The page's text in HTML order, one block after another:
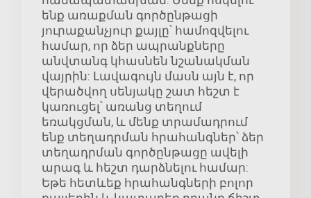
ենք առաքման գործընթացի
յուրաքանչյուր քայլը՝ համոզվելու
համար, որ ձեր ապրանքները
անվտանգ կհասնեն նշանակման
վայրին: Լավագույն մասն այն է, որ
վերածվող սենյակը շատ հեշտ է
կառուցել՝ առանց տեղում
եռակցման, և մենք տրամադրում
ենք տեղադրման հրահանգներ՝ ձեր
տեղադրման գործընթացը ավելի
արագ և հեշտ դարձնելու համար:
Եթե հետևեք հրահանգների բոլոր